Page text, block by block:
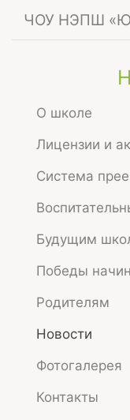
content
ЧОУ НЭПШ
О школе
Лицензии и
Система
Будущим
Победы
Родителям
Новости
Фотогалерея
Контакты
Оценки
образовательной
Опубликовано